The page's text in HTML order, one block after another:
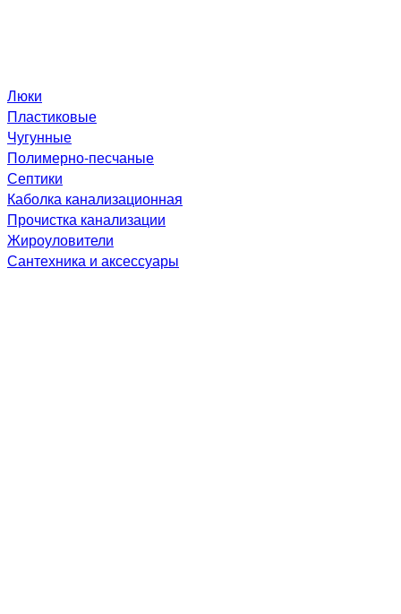
Люки
Пластиковые
Чугунные
Полимерно-песчаные
Септики
Каболка канализационная
Прочистка канализации
Жироуловители
Сантехника и аксессуары